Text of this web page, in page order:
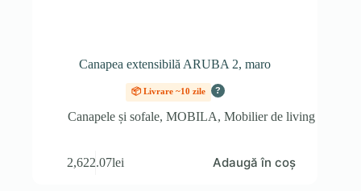
Canapea extensibilă ARUBA 2, maro
📦 Livrare ~10 zile ?
Canapele și sofale, MOBILA, Mobilier de living
2,622.07lei Adaugă în coș